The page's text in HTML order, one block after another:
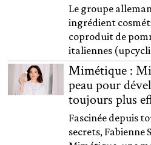
Le groupe
ingrédient
coproduit de
italiennes
Mimétique :
peau pour
toujours plus
Fascinée depuis
secrets, Fabienne